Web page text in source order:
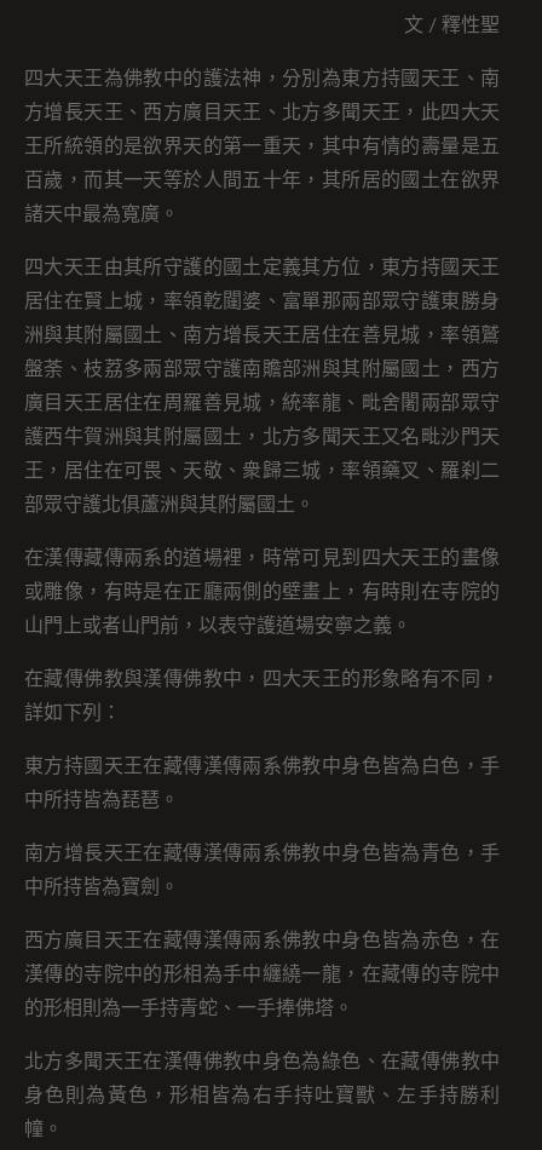
文 / 釋性聖
四大天王為佛教中的護法神，分別為東方持國天王、南
方增長天王、西方廣目天王、北方多聞天王，此四大天
王所統領的是欲界天的第一重天，其中有情的壽量是五
百歲，而其一天等於人間五十年，其所居的國土在欲界
諸天中最為寬廣。
四大天王由其所守護的國土定義其方位，東方持國天王
居住在賢上城，率領亁闥婆、富單那兩部眾守護東勝身
洲與其附屬國土、南方增長天王居住在善見城，率領鷲
盤荼、枝荔多兩部眾守護南贍部洲與其附屬國土，西方
廣目天王居住在周羅善見城，統率龍、毗舍闍兩部眾守
護西牛賀洲與其附屬國土，北方多聞天王又名毗沙門天
王，居住在可畏、天敬、衆歸三城，率領藥叉、羅刹二
部眾守護北俱蘆洲與其附屬國土。
在漢傳藏傳兩系的道場裡，時常可見到四大天王的畫像
或雕像，有時是在正廳兩側的壁畫上，有時則在寺院的
山門上或者山門前，以表守護道場安寧之義。
在藏傳佛教與漢傳佛教中，四大天王的形象略有不同，
詳如下列：
東方持國天王在藏傳漢傳兩系佛教中身色皆為白色，手
中所持皆為琵琶。
南方增長天王在藏傳漢傳兩系佛教中身色皆為青色，手
中所持皆為寶劍。
西方廣目天王在藏傳漢傳兩系佛教中身色皆為赤色，在
漢傳的寺院中的形相為手中纏繞一龍，在藏傳的寺院中
的形相則為一手持青蛇、一手捧佛塔。
北方多聞天王在漢傳佛教中身色為綠色、在藏傳佛教中
身色則為黃色，形相皆為右手持吐寶獸、左手持勝利
幢。